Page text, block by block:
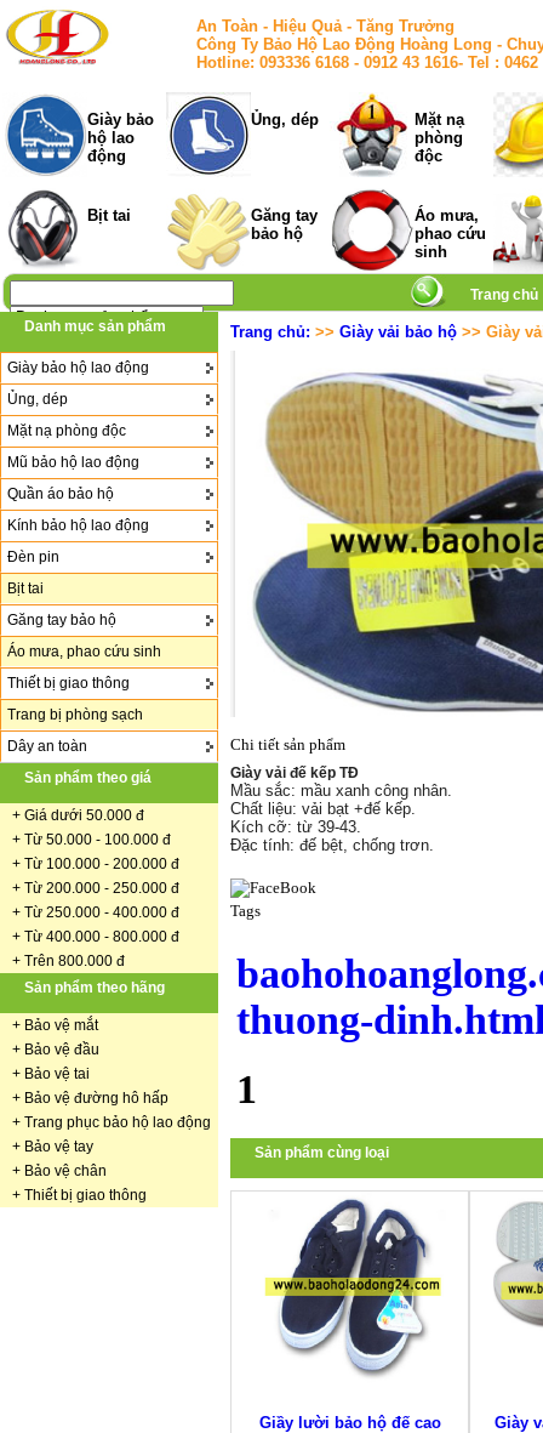
An Toàn - Hiệu Quả - Tăng Trưởng
Công Ty Bảo Hộ Lao Động Hoàng Long -
Hotline: 093336 6168 - 0912 43 1616- Tel :
Giày bảo
hộ lao
động
Ủng, dép
Mặt nạ
phòng
độc
Bịt tai
Găng tay
bảo hộ
Áo mưa,
phao cứu
sinh
Trang chủ
Danh mục sản phẩm
Giày bảo hộ lao động
Ủng, dép
Mặt nạ phòng độc
Mũ bảo hộ lao động
Quần áo bảo hộ
Kính bảo hộ lao động
Đèn pin
Bịt tai
Găng tay bảo hộ
Áo mưa, phao cứu sinh
Thiết bị giao thông
Trang bị phòng sạch
Dây an toàn
Sản phẩm theo giá
+ Giá dưới 50.000 đ
+ Từ 50.000 - 100.000 đ
+ Từ 100.000 - 200.000 đ
+ Từ 200.000 - 250.000 đ
+ Từ 250.000 - 400.000 đ
+ Từ 400.000 - 800.000 đ
+ Trên 800.000 đ
Sản phẩm theo hãng
+ Bảo vệ mắt
+ Bảo vệ đầu
+ Bảo vệ tai
+ Bảo vệ đường hô hấp
+ Trang phục bảo hộ lao động
+ Bảo vệ tay
+ Bảo vệ chân
+ Thiết bị giao thông
Trang chủ: >> Giày vải bảo hộ >> Giày
Chi tiết sản phẩm
Giày vải đế kếp TĐ
Mầu sắc: mầu xanh công nhân.
Chất liệu: vải bạt +đế kếp.
Kích cỡ: từ 39-43.
Đặc tính: đế bệt, chống trơn.
Tags
thuong-
1
Sản phẩm cùng loại
Giầy lười bảo hộ đế cao Giày